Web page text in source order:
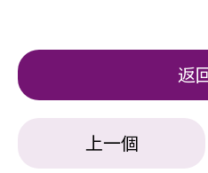
返
上一個